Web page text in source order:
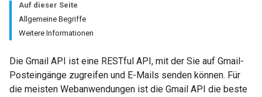
Auf dieser Seite
Allgemeine Begriffe
Weitere Informationen
Die Gmail API ist eine RESTful API, mit der Sie auf Gmail-
Posteingänge zugreifen und E-Mails senden können. Für
die meisten Webanwendungen ist die Gmail API die beste